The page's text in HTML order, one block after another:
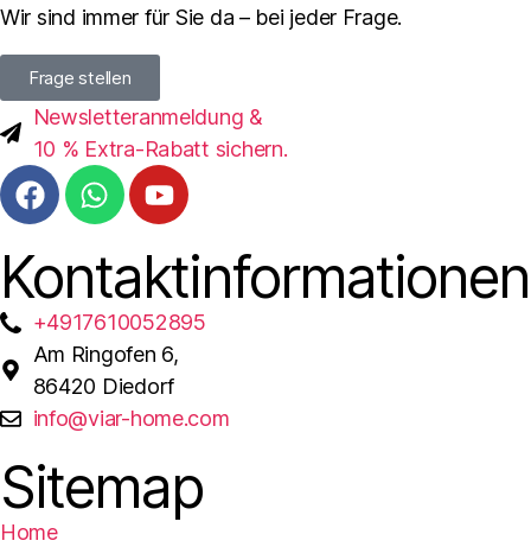
Wir sind immer für Sie da – bei jeder Frage.
Frage stellen
Newsletteranmeldung &
10 % Extra-Rabatt sichern.
Kontaktinformationen
+4917610052895
Am Ringofen 6,
86420 Diedorf
info@viar-home.com
Sitemap
Home